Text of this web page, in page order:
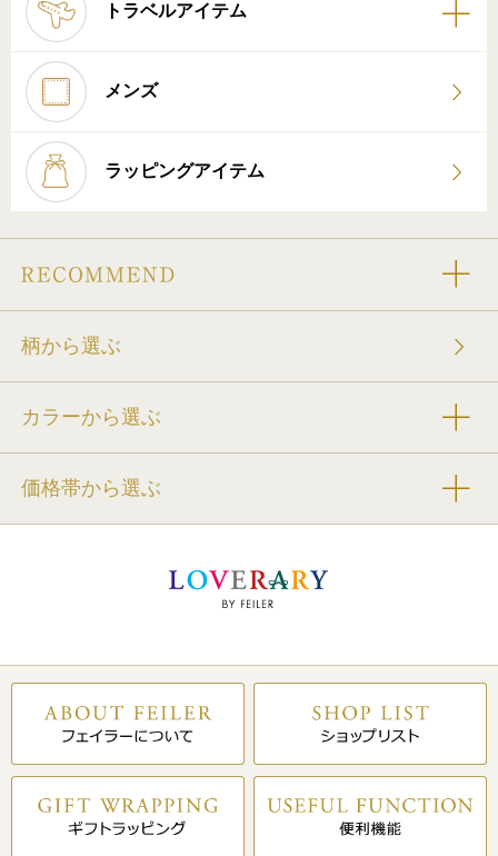
トラベルアイテム
メンズ
ラッピングアイテム
柄から選ぶ
カラーから選ぶ
価格帯から選ぶ